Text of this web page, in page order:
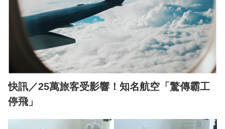
快訊／25萬旅客受影響！知名航空「驚傳霸工
停飛」